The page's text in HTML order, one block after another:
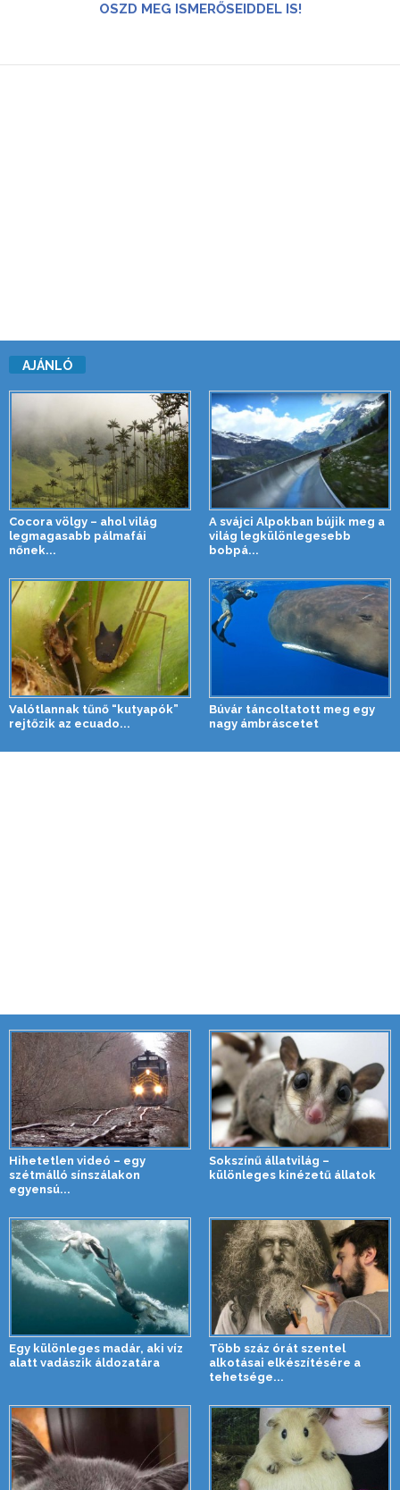
OSZD MEG ISMERŐSEIDDEL IS!
AJÁNLÓ
Cocora völgy – ahol világ
legmagasabb pálmafái
nőnek...
A svájci Alpokban bújik meg a
világ legkülönlegesebb
bobpá...
Valótlannak tűnő “kutyapók”
rejtőzik az ecuado...
Búvár táncoltatott meg egy
nagy ámbráscetet
Hihetetlen videó – egy
szétmálló sínszálakon
egyensú...
Sokszínű állatvilág –
különleges kinézetű állatok
Egy különleges madár, aki víz
alatt vadászik áldozatára
Több száz órát szentel
alkotásai elkészítésére a
tehetsége...